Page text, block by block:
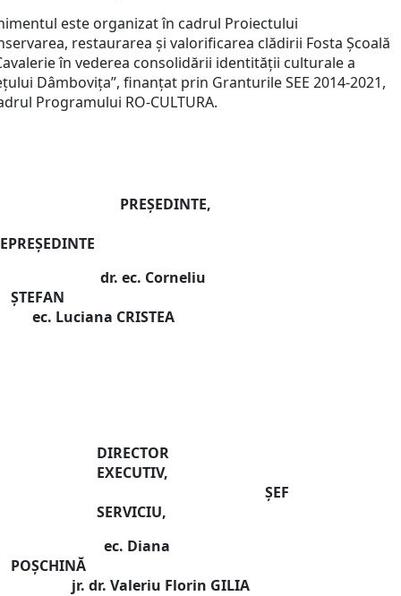
este organizat în cadrul Proiectului
restaurarea și valorificarea clădirii Fosta Școală
în vederea consolidării identității culturale a
Dâmbovița”, finanțat prin Granturile SEE 2014-2021,
Programului RO-CULTURA.
dr. ec. Corneliu
ȘTEFAN
ec. Luciana CRISTEA
DIRECTOR
EXECUTIV,
ȘEF
SERVICIU,
ec. Diana
POȘCHINĂ
jr. dr. Valeriu Florin GILIA